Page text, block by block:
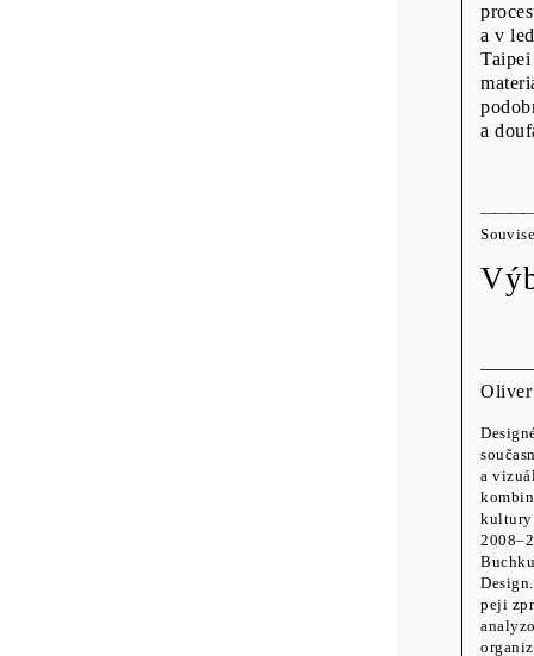
a v
a
a
kultury
peji